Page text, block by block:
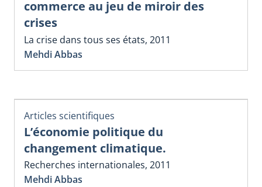
commerce au jeu de miroir des
crises
La crise dans tous ses états, 2011
Mehdi Abbas
Articles scientifiques
L’économie politique du
changement climatique.
Recherches internationales, 2011
Mehdi Abbas